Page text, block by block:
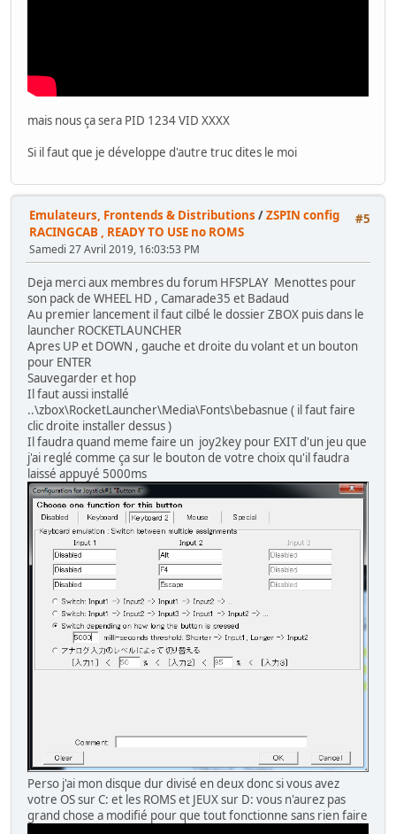
mais nous ça sera PID 1234 VID XXXX
Si il faut que je développe d'autre truc dites le moi
#5
Emulateurs, Frontends & Distributions /ZSPIN config
RACINGCAB , READY TO USE no ROMS
Samedi 27 Avril 2019, 16:03:53 PM
Deja merci aux membres du forum HFSPLAY Menottes pour
son pack de WHEEL HD , Camarade35 et Badaud
Au premier lancement il faut cilbé le dossier ZBOX puis dans le
launcher ROCKETLAUNCHER
Apres UP et DOWN , gauche et droite du volant et un bouton
pour ENTER
Sauvegarder et hop
Il faut aussi installé
..\zbox\RocketLauncher\Media\Fonts\bebasnue ( il faut faire
clic droite installer dessus )
Il faudra quand meme faire un joy2key pour EXIT d'un jeu que
j'ai reglé comme ça sur le bouton de votre choix qu'il faudra
laissé appuyé 5000ms
Perso j'ai mon disque dur divisé en deux donc si vous avez
votre OS sur C: et les ROMS et JEUX sur D: vous n'aurez pas
grand chose a modifié pour que tout fonctionne sans rien faire